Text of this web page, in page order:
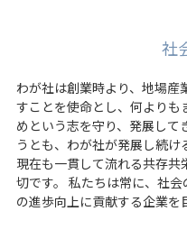
「チーム日軽金」で新たな
中途エントリー
社
わが社は創業時より、地場産
すことを使命とし、何より
めという志を守り、発展して
うとも、わが社が発展し続
現在も一貫して流れる共存
切です。 私たちは常に、社
の進歩向上に貢献する企業を